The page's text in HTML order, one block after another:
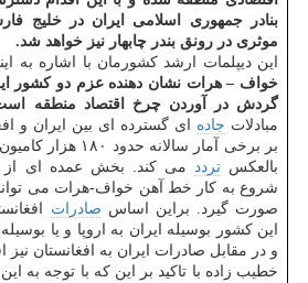
بنادر جمهوری اسلامی ایران در خلیج
موثری در رونق بندر چابهار نیز خواهد شد.
این دیپلمات ارشد کشورمان با اشاره به
خواف – هرات نشان دهنده عزم دو کشور
گردش در آوردن چرخ اقتصاد منطقه
مبادلات جاده ای گسترده ای بین ایران و
بر برخی آمار سالانه
بالعکستردد
می کند. بخش عمده ای از
شروع به کار خط آهن خواف-هرات می
صورت گیرد. براین اساس صادرات
این کشور بوسیله ایران به اروپا و یا
و در مقابل صادرات ایران به افغانستان نیز
خطیب زاده با تاکید بر این که با توجه به